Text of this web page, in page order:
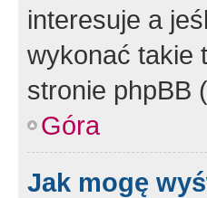
interesuje a
wykonać takie
stronie phpBB
Góra
Jak mogę